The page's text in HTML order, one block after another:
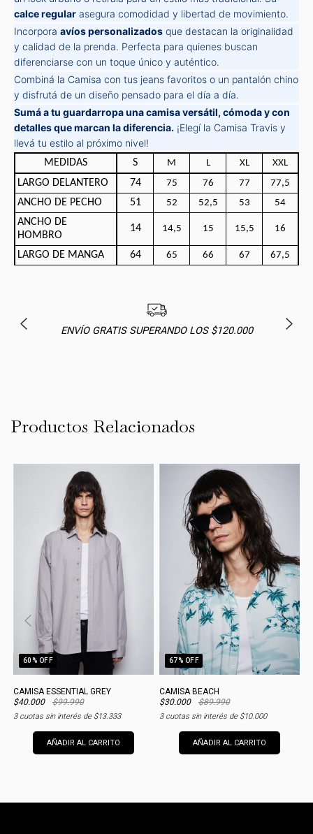
calce regular asegura comodidad y libertad de movimiento.
Incorpora avíos personalizados que destacan la originalidad
y calidad de la prenda. Perfecta para quienes buscan
diferenciarse con un toque único y auténtico.
Combiná la Camisa con tus jeans favoritos o un pantalón chino
y disfrutá de un diseño pensado para el día a día.
Sumá a tu guardarropa una camisa versátil, cómoda y con
detalles que marcan la diferencia. ¡Elegí la Camisa Travis y
llevá tu estilo al próximo nivel!
MEDIDAS S M L XL XXL
LARGO DELANTERO 74 75 76 77 77,5
ANCHO DE PECHO 51 52 52,5 53 54
ANCHO DE
HOMBRO
14 14,5 15 15,5 16
LARGO DE MANGA 64 65 66 67 67,5
ENVÍO GRATIS SUPERANDO LOS $120.000
Productos Relacionados
60% OFF
CAMISA ESSENTIAL GREY
$40.000
$99.990
3cuotas sin interés de $13.333
AÑADIR AL CARRITO
67% OFF
CAMISA BEACH
$30.000
$89.990
3cuotas sin interés de $10.000
AÑADIR AL CARRITO